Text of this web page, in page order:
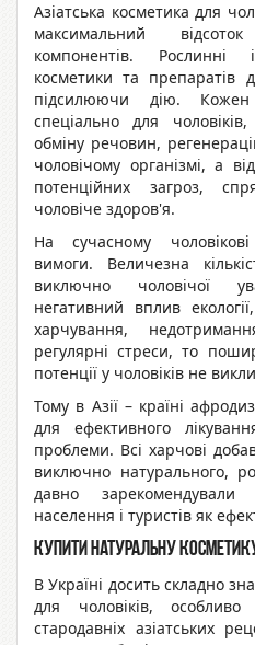
Азіатська косметика для
максимальний
компонентів. Рослинні
косметики та препаратів
підсилюючи дію.
спеціально для
обміну речовин,
чоловічому організмі, а
потенційних загроз,
чоловіче здоров'я.
На сучасному
вимоги. Величезна
виключно чоловічої
негативний вплив
харчування,
регулярні стреси, то
потенції у чоловіків не
Тому в Азії – країні
для ефективного
проблеми. Всі харчові
виключно натурального,
давно
населення і туристів як
Купити натуральну
В Україні досить складно
для чоловіків,
стародавніх азіатських